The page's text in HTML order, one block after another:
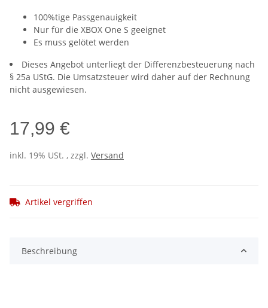
100%tige Passgenauigkeit
Nur für die XBOX One S geeignet
Es muss gelötet werden
Dieses Angebot unterliegt der Differenzbesteuerung nach
§ 25a UStG. Die Umsatzsteuer wird daher auf der Rechnung
nicht ausgewiesen.
17,99 €
inkl. 19% USt. , zzgl. Versand
Artikel vergriffen
Beschreibung